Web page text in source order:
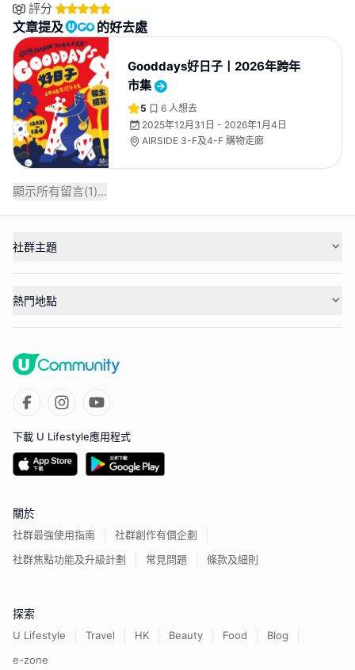
評分
文章提及 的好去處
Gooddays好日子丨2026年跨年
市集
5 6 人想去
2025年12月31日 - 2026年1月4日
AIRSIDE 3-F及4-F 購物走廊
顯示所有留言(1)...
社群主題
熱門地點
下載 U Lifestyle應用程式
關於
社群最強使用指南
社群創作有價企劃
社群焦點功能及升級計劃
常見問題 條款及細則
探索
U Lifestyle Travel HK Beauty Food
Blog
e-zone